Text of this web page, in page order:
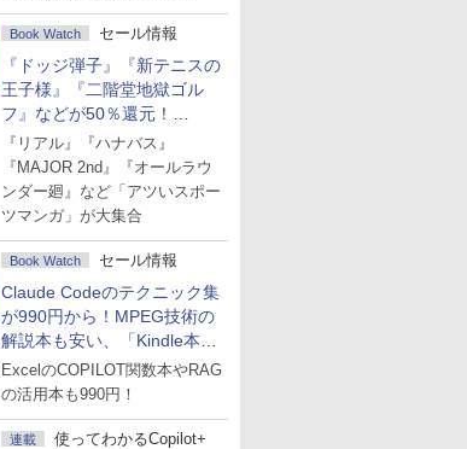
Book Watch セール情報
『ドッジ弾子』『新テニスの
王子様』『二階堂地獄ゴル
フ』などが50％還元！
Amazonマンガ週末セール
『リアル』『ハナバス』
『MAJOR 2nd』『オールラウ
ンダー廻』など「アツいスポー
ツマンガ」が大集合
Book Watch セール情報
Claude Codeのテクニック集
が990円から！MPEG技術の
解説本も安い、「Kindle本サ
マーセール」第2弾開始！
ExcelのCOPILOT関数本やRAG
の活用本も990円！
連載
使ってわかるCopilot+